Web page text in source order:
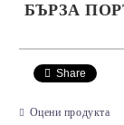
БЪРЗА
Share
Оцени продукта